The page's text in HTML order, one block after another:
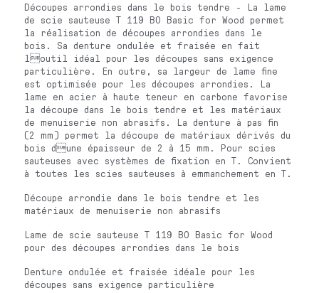
Découpes arrondies dans le bois tendre - La lame
de scie sauteuse T 119 BO Basic for Wood permet
la réalisation de découpes arrondies dans le
bois. Sa denture ondulée et fraisée en fait
loutil idéal pour les découpes sans exigence
particulière. En outre, sa largeur de lame fine
est optimisée pour les découpes arrondies. La
lame en acier à haute teneur en carbone favorise
la découpe dans le bois tendre et les matériaux
de menuiserie non abrasifs. La denture à pas fin
(2 mm) permet la découpe de matériaux dérivés du
bois dune épaisseur de 2 à 15 mm. Pour scies
sauteuses avec systèmes de fixation en T. Convient
à toutes les scies sauteuses à emmanchement en T.
Découpe arrondie dans le bois tendre et les
matériaux de menuiserie non abrasifs
Lame de scie sauteuse T 119 BO Basic for Wood
pour des découpes arrondies dans le bois
Denture ondulée et fraisée idéale pour les
découpes sans exigence particulière